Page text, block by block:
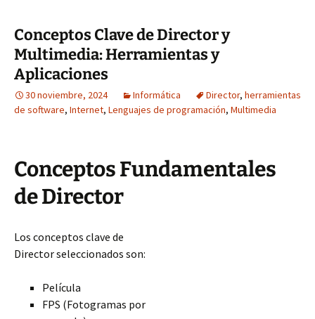
Conceptos Clave de Director y
Multimedia: Herramientas y
Aplicaciones
30 noviembre, 2024 Informática Director, herramientas
de software, Internet, Lenguajes de programación, Multimedia
Conceptos Fundamentales
de Director
Los conceptos clave de
Director seleccionados son:
Película
FPS (Fotogramas por